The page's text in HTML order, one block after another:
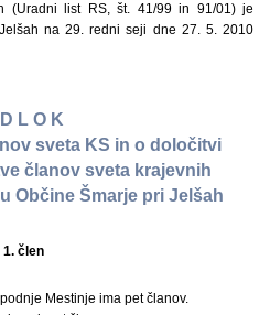
(Uradni list RS, št. 41/99 in 91/01) je
na 29. redni seji dne 27. 5. 2010
L O K
sveta KS in o določitvi
članov sveta krajevnih
Občine Šmarje pri Jelšah
1. člen
Mestinje ima pet članov.